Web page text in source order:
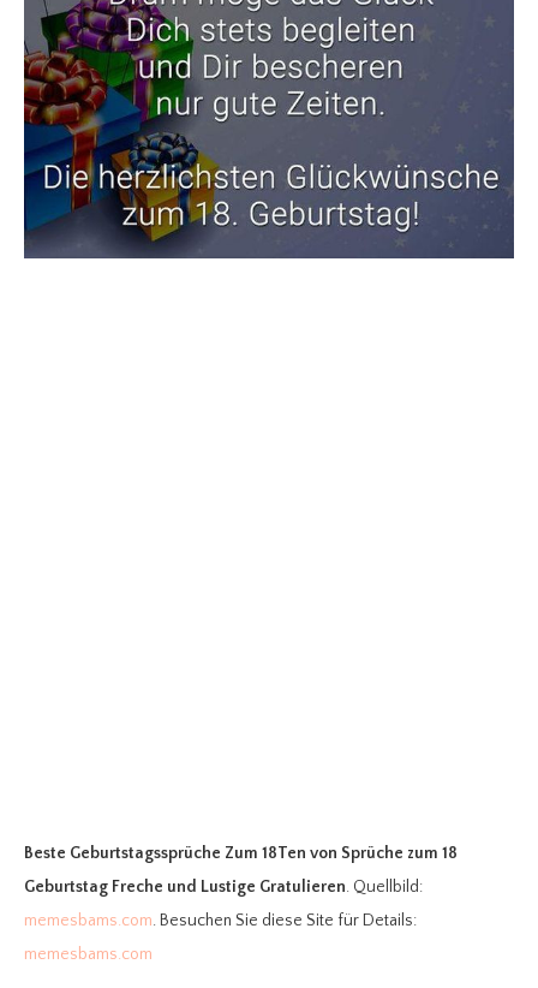
Beste Geburtstagssprüche Zum 18Ten von Sprüche zum 18
Geburtstag Freche und Lustige Gratulieren. Quellbild:
memesbams.com. Besuchen Sie diese Site für Details:
memesbams.com